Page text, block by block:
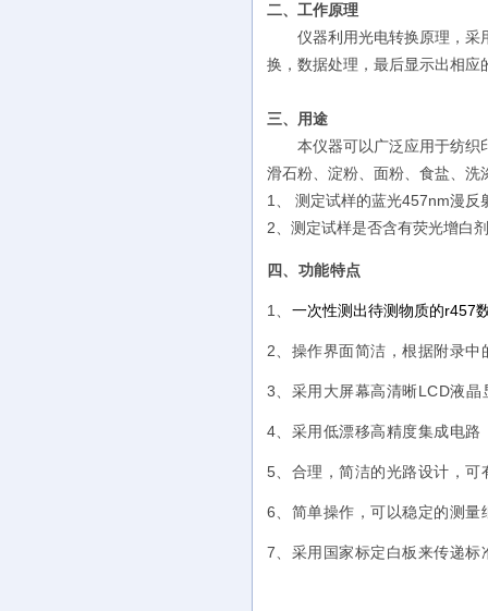
二、工作原理
仪器利用光电转换原理，采
换，数据处理，最后显示出相应
三、用途
本仪器可以广泛应用于纺织
滑石粉、淀粉、面粉、食盐、洗
1、 测定试样的蓝光457nm漫反
2、测定试样是否含有荧光增白
四、功能特点
1、 一次性测出待测物质的r457
2、操作界面简洁，根据附录
3、采用大屏幕高清晰LCD液
4、采用低漂移高精度集成电
5、合理，简洁的光路设计，
6、简单操作，可以稳定的测量
7、采用国家标定白板来传递标